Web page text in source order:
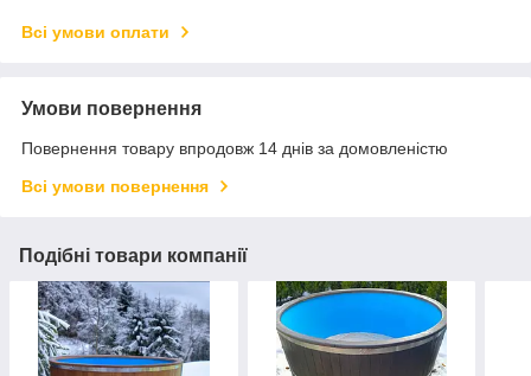
Всі умови оплати
Умови повернення
Повернення товару впродовж 14 днів за домовленістю
Всі умови повернення
Подібні товари компанії